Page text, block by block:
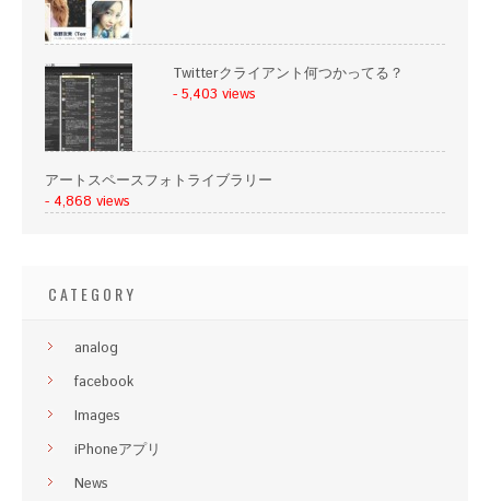
Twitterクライアント何つかってる？
- 5,403 views
アートスペースフォトライブラリー
- 4,868 views
CATEGORY
analog
facebook
Images
iPhoneアプリ
News